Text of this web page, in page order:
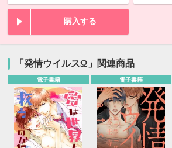
購入する
「発情ウイルスΩ」関連商品
電子書籍 電子書籍